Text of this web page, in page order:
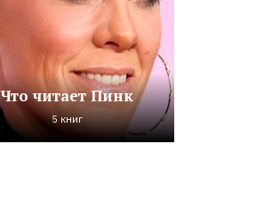
Что читает Пинк
5 книг